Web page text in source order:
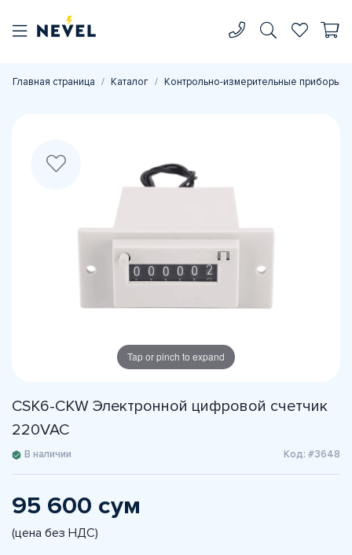
Главная страница Каталог Контрольно-измерительные приборы
Tap or pinch to expand
CSK6-CKW Электронной цифровой счетчик
220VAC
В наличии Код: #3648
95 600 сум
(цена без НДС)